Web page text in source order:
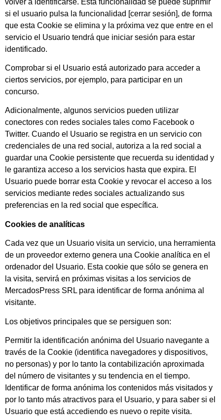
si el usuario pulsa la funcionalidad [cerrar sesión], de forma
que esta Cookie se elimina y la próxima vez que entre en el
servicio el Usuario tendrá que iniciar sesión para estar
identificado.
Comprobar si el Usuario está autorizado para acceder a
ciertos servicios, por ejemplo, para participar en un
concurso.
Adicionalmente, algunos servicios pueden utilizar
conectores con redes sociales tales como Facebook o
Twitter. Cuando el Usuario se registra en un servicio con
credenciales de una red social, autoriza a la red social a
guardar una Cookie persistente que recuerda su identidad y
le garantiza acceso a los servicios hasta que expira. El
Usuario puede borrar esta Cookie y revocar el acceso a los
servicios mediante redes sociales actualizando sus
preferencias en la red social que específica.
Cookies de analíticas
Cada vez que un Usuario visita un servicio, una herramienta
de un proveedor externo genera una Cookie analítica en el
ordenador del Usuario. Esta cookie que sólo se genera en
la visita, servirá en próximas visitas a los servicios de
MercadosPress SRL para identificar de forma anónima al
visitante.
Los objetivos principales que se persiguen son:
Permitir la identificación anónima del Usuario navegante a
través de la Cookie (identifica navegadores y dispositivos,
no personas) y por lo tanto la contabilización aproximada
del número de visitantes y su tendencia en el tiempo.
Identificar de forma anónima los contenidos más visitados y
por lo tanto más atractivos para el Usuario, y para saber si el
Usuario que está accediendo es nuevo o repite visita.